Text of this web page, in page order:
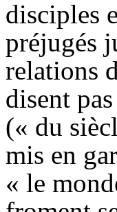
disciples
préjugés
relations
disent pas
(« du
mis en
« le